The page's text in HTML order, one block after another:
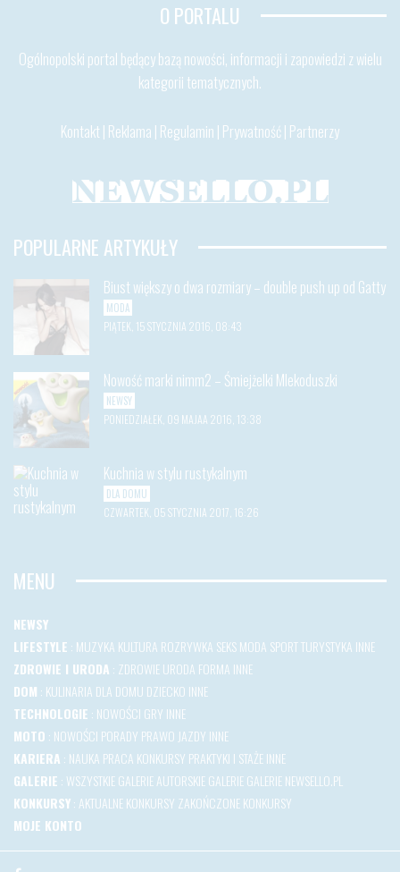
O PORTALU
Ogólnopolski portal będący bazą nowości, informacji i zapowiedzi z wielu
kategorii tematycznych.
Kontakt | Reklama | Regulamin | Prywatność| Partnerzy
POPULARNE ARTYKUŁY
Biust większy o dwa rozmiary – double push up od Gatty
MODA
PIĄTEK, 15 STYCZNIA 2016, 08:43
Nowość marki nimm2 – Śmiejżelki Mlekoduszki
NEWSY
PONIEDZIAŁEK, 09 MAJAA 2016, 13:38
Kuchnia w stylu rustykalnym
DLA DOMU
CZWARTEK, 05 STYCZNIA 2017, 16:26
MENU
NEWSY
LIFESTYLE : MUZYKA KULTURA ROZRYWKA SEKSMODA SPORTTURYSTYKA INNE
ZDROWIE I URODA : ZDROWIEURODA FORMA INNE
DOM : KULINARIA DLA DOMU DZIECKO INNE
TECHNOLOGIE : NOWOŚCI GRY INNE
MOTO : NOWOŚCI PORADY PRAWO JAZDY INNE
KARIERA : NAUKA PRACA KONKURSY PRAKTYKI I STAŻEINNE
GALERIE : WSZYSTKIE GALERIEAUTORSKIE GALERIEGALERIE NEWSELLO.PL
KONKURSY: AKTUALNE KONKURSY ZAKOŃCZONE KONKURSY
MOJE KONTO